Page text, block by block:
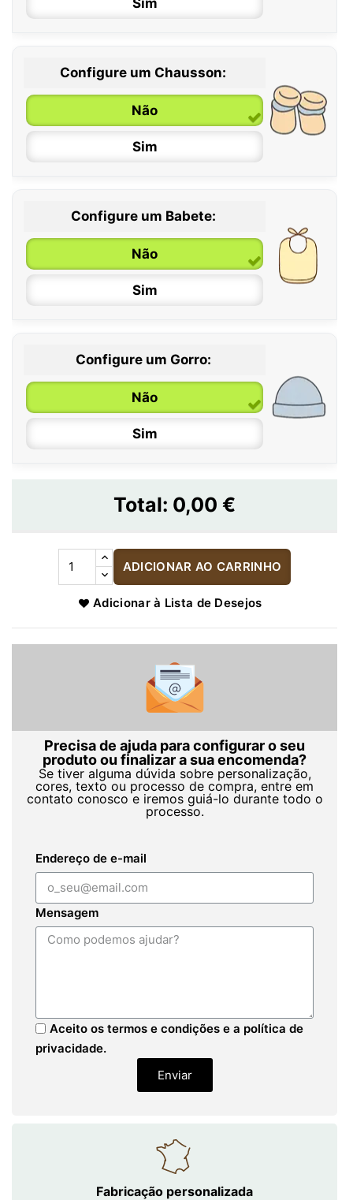
0 / 6 meses
6 / 12 meses
12 / 18 meses
Configure um Chausson:
Não
Sim
Configure um Babete:
Não
Sim
Configure um Gorro:
Não
Sim
Total: 0,00 €
ADICIONAR AO CARRINHO
Adicionar à Lista de Desejos
Precisa de ajuda para configurar o seu
produto ou finalizar a sua encomenda?
Se tiver alguma dúvida sobre personalização,
cores, texto ou processo de compra, entre em
contato conosco e iremos guiá-lo durante todo o
processo.
Endereço de e-mail
Mensagem
Aceito os termos e condições e a política de
privacidade.
Enviar
Fabricação personalizada